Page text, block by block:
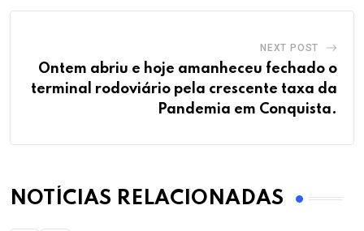
NEXT POST
Ontem abriu e hoje amanheceu fechado o
terminal rodoviário pela crescente taxa da
Pandemia em Conquista.
NOTÍCIAS RELACIONADAS